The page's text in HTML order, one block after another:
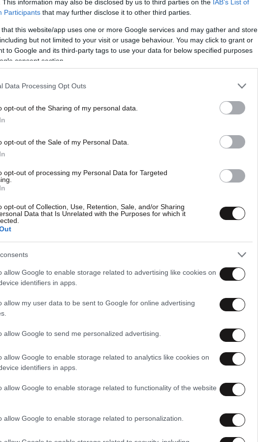
This information may also be disclosed by us to third parties on the IAB’s List of
Participants that may further disclose it to other third parties.
that this website/app uses one or more Google services and may gather and store
but not limited to your visit or usage behaviour. You may click to grant or
to Google and its third-party tags to use your data for below specified purposes
consent section.
Data Processing Opt Outs
opt-out of the Sharing of my personal data.
opt-out of the Sale of my Personal Data.
opt-out of processing my Personal Data for Targeted
opt-out of Collection, Use, Retention, Sale, and/or Sharing
Data that Is Unrelated with the Purposes for which it
allow Google to enable storage related to advertising like cookies on
identifiers in apps.
allow my user data to be sent to Google for online advertising
allow Google to send me personalized advertising.
allow Google to enable storage related to analytics like cookies on
identifiers in apps.
allow Google to enable storage related to functionality of the website
allow Google to enable storage related to personalization.
έχουν ως βάση αναφοράς τα ποσοστά
υπαγόμενου στην ασφάλιση του ΙΚΑ,
τις μικρότερες αλλαγές. Σημαντικές, όμως, θα
υπαγόμενους στην ασφάλιση του ΟΑΕΕ, του
αλλάζουν ο τρόπος υπολογισμού, τα τελικά
καταβολής των εισφορών.
εισφορών για κάθε περίπτωση; Τι θα
ασφάλισης που αφορούν ελεύθερους
είναι για τον κλάδο σύνταξης 20% και
για παροχές σε είδος και 0,50% για παροχές
η εισφορά ειδικού λογαριασμού ανεργίας, 10
για εργαζόμενους που αμείβονται με
στην κύρια ασφάλιση του ΟΑΕΕ ή του
στις περιπτώσεις στις οποίες το εισόδημά
(φυσικά ή νομικά πρόσωπα οποιασδήποτε
εφόσον το εισόδημα προέρχεται από την
επαγγελματικής δραστηριότητας, οι
ύψος εισφορών και τον υπόχρεο καταβολής
συμβαίνει, επειδή ουσιαστικά υπάρχει
και αντισυμβαλλόμενου.
στην παράγραφο 9 του άρθρου 39 του νόμου
σύνταξης και υγείας θα επιμεριστούν σε
υγεία) και τον αντισυμβαλλόμενό του
ο οποίος έχει -ως προς αυτό και μόνο στο
να ισχύουν- τις υποχρεώσεις εργοδότη